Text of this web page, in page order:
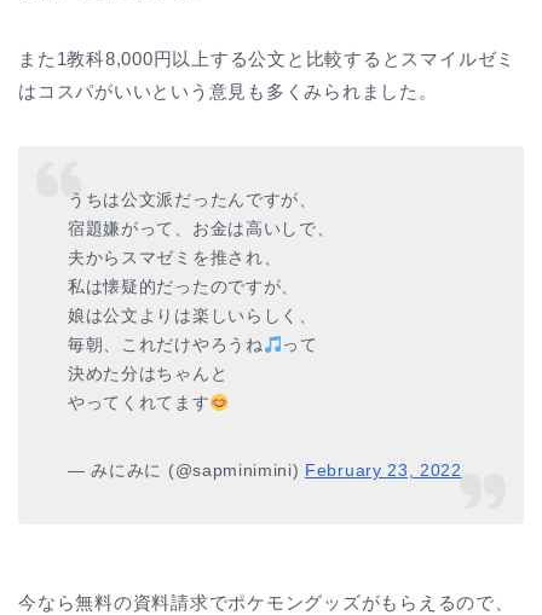
また1教科8,000円以上する公文と比較するとスマイルゼミ
はコスパがいいという意見も多くみられました。
うちは公文派だったんですが、
宿題嫌がって、お金は高いしで、
夫からスマゼミを推され、
私は懐疑的だったのですが、
娘は公文よりは楽しいらしく、
毎朝、これだけやろうね
って
決めた分はちゃんと
やってくれてます
— みにみに (@sapminimini) February 23, 2022
今なら無料の資料請求でポケモングッズがもらえるので、